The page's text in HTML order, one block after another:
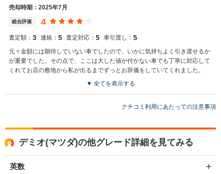
売却時期：2025年7月
総合評価 4
査定額： 3 連絡： 5 査定対応： 5 車引渡し： 5
元々金額には期待していない車でしたので、いかに気持ちよく引き渡せるか
が重要でした。その点で、ここは大した値が付かない車でも丁寧に対応して
くれてお店の敷地から私が出るまでずっとお辞儀をしていてくれました。
買取店からの返信
お世話になっております。 株式会社ネクステージでございます。 この
ております。
▼ 全てを表示する
クチコミ利用にあたっての注意事項
デミオ(マツダ)の他グレード詳細を見てみる
英数